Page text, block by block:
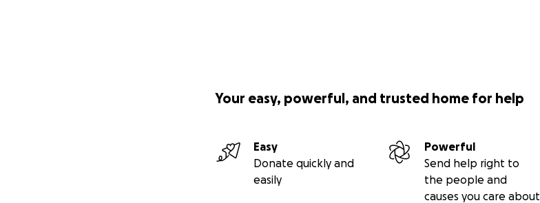
Your easy, powerful, and trusted home for help
Easy
Donate quickly and
easily
Powerful
Send help right to
the people and
causes you care about